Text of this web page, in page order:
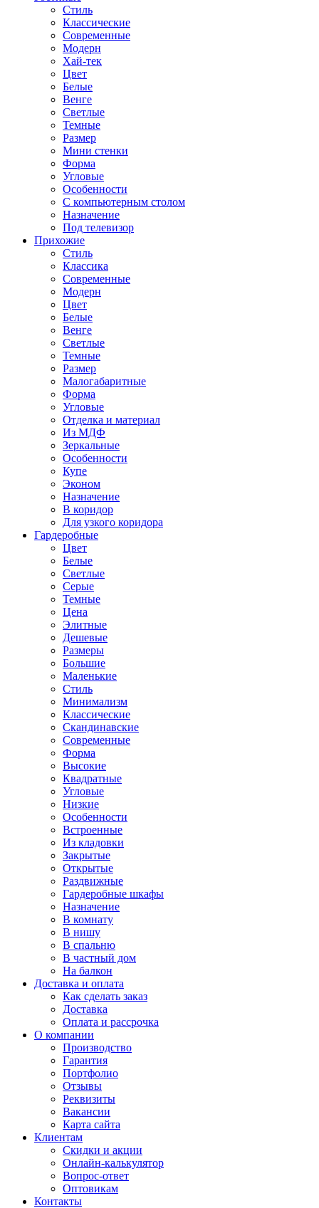
Стиль
Классические
Современные
Модерн
Хай-тек
Цвет
Белые
Венге
Светлые
Темные
Размер
Мини стенки
Форма
Угловые
Особенности
С компьютерным столом
Назначение
Под телевизор
Прихожие
Стиль
Классика
Современные
Модерн
Цвет
Белые
Венге
Светлые
Темные
Размер
Малогабаритные
Форма
Угловые
Отделка и материал
Из МДФ
Зеркальные
Особенности
Купе
Эконом
Назначение
В коридор
Для узкого коридора
Гардеробные
Цвет
Белые
Светлые
Серые
Темные
Цена
Элитные
Дешевые
Размеры
Большие
Маленькие
Стиль
Минимализм
Классические
Скандинавские
Современные
Форма
Высокие
Квадратные
Угловые
Низкие
Особенности
Встроенные
Из кладовки
Закрытые
Открытые
Раздвижные
Гардеробные шкафы
Назначение
В комнату
В нишу
В спальню
В частный дом
На балкон
Доставка и оплата
Как сделать заказ
Доставка
Оплата и рассрочка
О компании
Производство
Гарантия
Портфолио
Отзывы
Реквизиты
Вакансии
Карта сайта
Клиентам
Скидки и акции
Онлайн-калькулятор
Вопрос-ответ
Оптовикам
Контакты